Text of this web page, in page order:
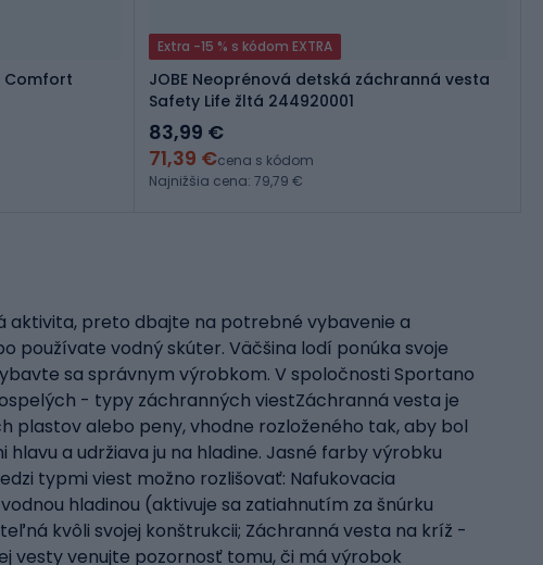
Comfort
Extra -15 % s kódom EXTRA
JOBE Neoprénová detská záchranná vesta
Safety Life žltá 244920001
83,99 €
71,39 €cena s kódom
Najnižšia cena: 79,79 €
aktivita, preto dbajte na potrebné vybavenie a
používate vodný skúter. Väčšina lodí ponúka svoje
sa správnym výrobkom. V spoločnosti Sportano
- typy záchranných viestZáchranná vesta je
plastov alebo peny, vhodne rozloženého tak, aby bol
a udržiava ju na hladine. Jasné farby výrobku
typmi viest možno rozlišovať: Nafukovacia
hladinou (aktivuje sa zatiahnutím za šnúrku
kvôli svojej konštrukcii; Záchranná vesta na kríž -
vesty venujte pozornosť tomu, či má výrobok